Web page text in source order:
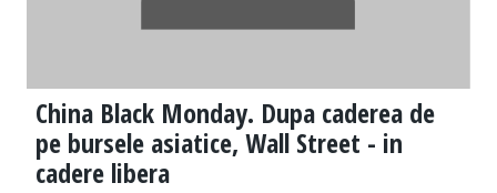
China Black Monday. Dupa caderea de
pe bursele asiatice, Wall Street - in
cadere libera